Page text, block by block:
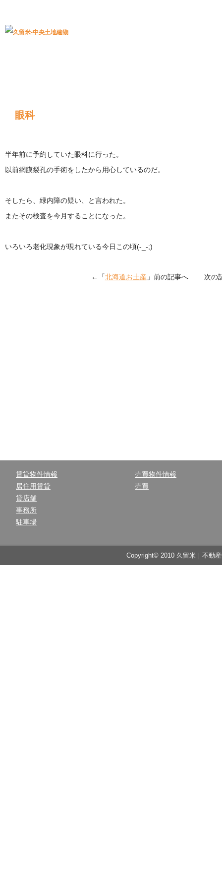
眼科
半年前に予約していた眼科に行った。
以前網膜裂孔の手術をしたから用心しているのだ。
そしたら、緑内障の疑い、と言われた。
またその検査を今月することになった。
いろいろ老化現象が現れている今日この頃(-_-;)
←「北海道お土産」前の記事へ 次の
賃貸物件情報
居住用賃貸
貸店舗
事務所
駐車場
売買物件情報
売買
Copyright© 2010 久留米｜不動